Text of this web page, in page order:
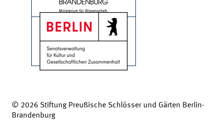
© 2026 Stiftung Preußische Schlösser und Gärten Berlin-
Brandenburg